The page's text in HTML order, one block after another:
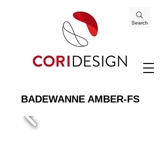
Search
BADEWANNE AMBER-FS